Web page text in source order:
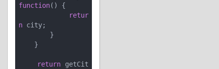
function( ) {
retur
n city;
return getCit